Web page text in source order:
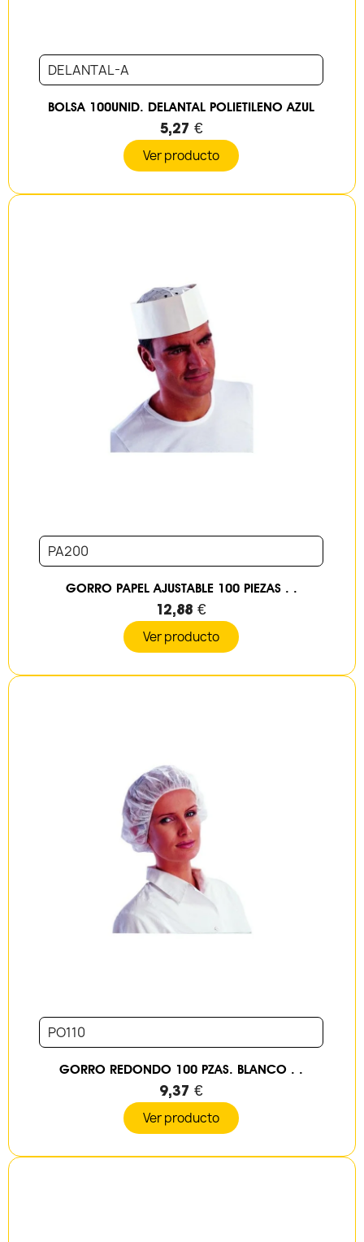
DELANTAL-A
BOLSA 100UNID. DELANTAL POLIETILENO AZUL
5,27 €
Ver producto
PA200
GORRO PAPEL AJUSTABLE 100 PIEZAS . .
12,88 €
Ver producto
PO110
GORRO REDONDO 100 PZAS. BLANCO . .
9,37 €
Ver producto